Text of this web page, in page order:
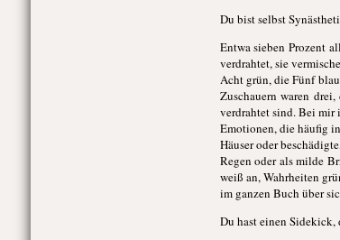
Du bist selbst
Entwa sieben Prozent
verdrahtet, sie
Acht grün, die Fünf
Zuschauern waren
verdrahtet sind. Bei mir
Emotionen, die häufig
Häuser oder
Regen oder als milde
weiß an, Wahrheiten
im ganzen Buch über
Du hast einen Sidekick,